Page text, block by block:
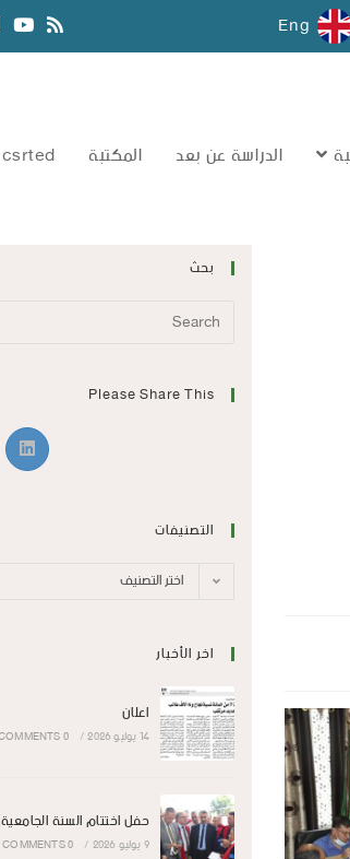
Eng
الدراسة عن بعد المكتبة csrted
بحث
Please Share This
التصنيفات
اختر التصنيف
اخر الأخبار
اعلان
14 يوليو 2026 /
0 COMMENTS
حفل اختتام السنة الجامعية 2026/2025
9 يوليو 2026 /
0 COMMENTS